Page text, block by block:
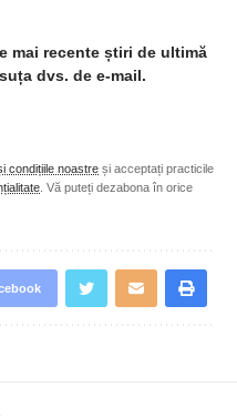
mai recente știri de ultimă
dvs. de e-mail.
condițiile noastre și acceptați practicile
. Vă puteți dezabona în orice